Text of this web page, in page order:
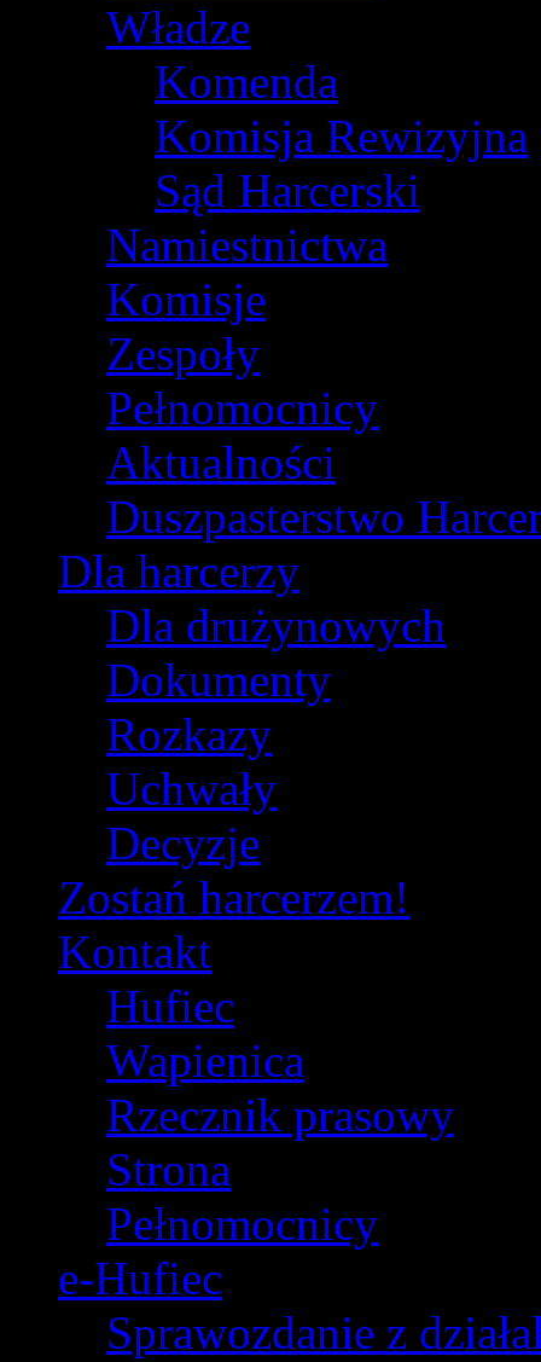
Władze
Komenda
Komisja Rewizyjna
Sąd Harcerski
Namiestnictwa
Komisje
Zespoły
Pełnomocnicy
Aktualności
Duszpasterstwo
Dla harcerzy
Dla drużynowych
Dokumenty
Rozkazy
Uchwały
Decyzje
Zostań harcerzem!
Kontakt
Hufiec
Wapienica
Rzecznik prasowy
Strona
Pełnomocnicy
e-Hufiec
Sprawozdanie z